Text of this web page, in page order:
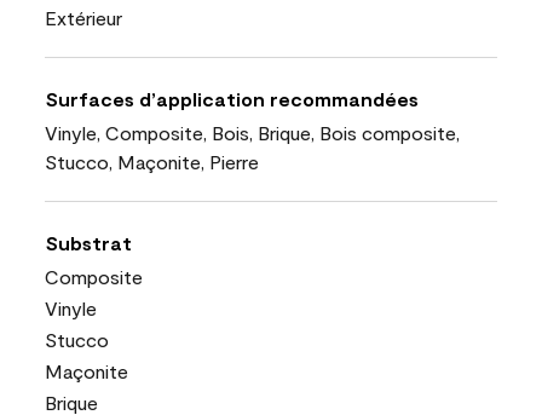
Extérieur
Surfaces d’application recommandées
Vinyle, Composite, Bois, Brique, Bois composite,
Stucco, Maçonite, Pierre
Substrat
Composite
Vinyle
Stucco
Maçonite
Brique